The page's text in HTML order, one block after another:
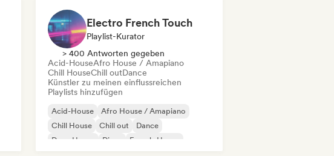
Electro French Touch
Playlist-Kurator
> 400 Antworten gegeben
Acid-HouseAfro House / Amapiano
Chill HouseChill outDance
Künstler zu meinen einflussreichen
Playlists hinzufügen
Acid-House
Afro House / Amapiano
Chill House
Chill out
Dance
Deep House
Disco French-House